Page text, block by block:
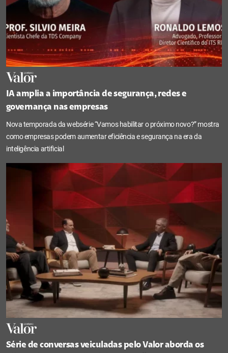
IA amplia a importância de segurança, redes e
governança nas empresas
Nova temporada da websérie “Vamos habilitar o próximo novo?” mostra
como empresas podem aumentar eficiência e segurança na era da
inteligência artificial
Série de conversas veiculadas pelo Valor aborda os